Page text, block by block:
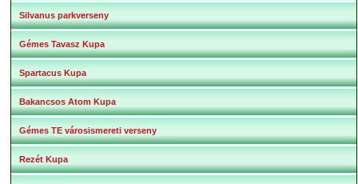
Silvanus parkverseny
Gémes Tavasz Kupa
Spartacus Kupa
Bakancsos Atom Kupa
Gémes TE városismereti verseny
Rezét Kupa